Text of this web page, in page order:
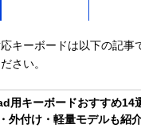
Smart Keyboard ブラック
キーボードは以下の記事
さい。
用キーボードおすすめ14
外付け・軽量モデルも紹